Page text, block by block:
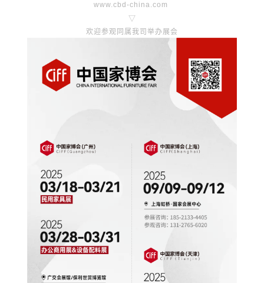
www.cbd-china.com
▽
欢迎参观同属我司举办展会